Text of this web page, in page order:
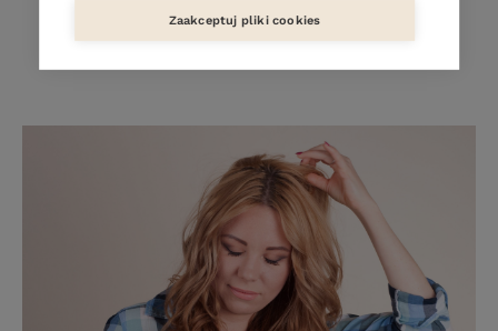
oczyszczania twarzy, z tradycyjną „parówką” i
Zaakceptuj pliki cookies